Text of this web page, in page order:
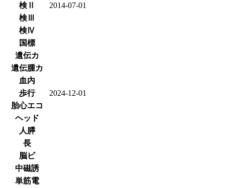
検Ⅱ
2014-07-01
検Ⅲ
検Ⅳ
国標
遺伝カ
遺伝腫カ
血内
歩行
2024-12-01
胎心エコ
ヘッド
人膵
長
脳ビ
中磁誘
単筋電